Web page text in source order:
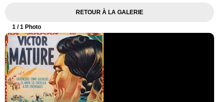
RETOUR À LA GALERIE
1 / 1 Photo